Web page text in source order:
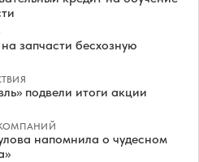
запчасти бесхозную
подвели итоги акции
напомнила о чудесном